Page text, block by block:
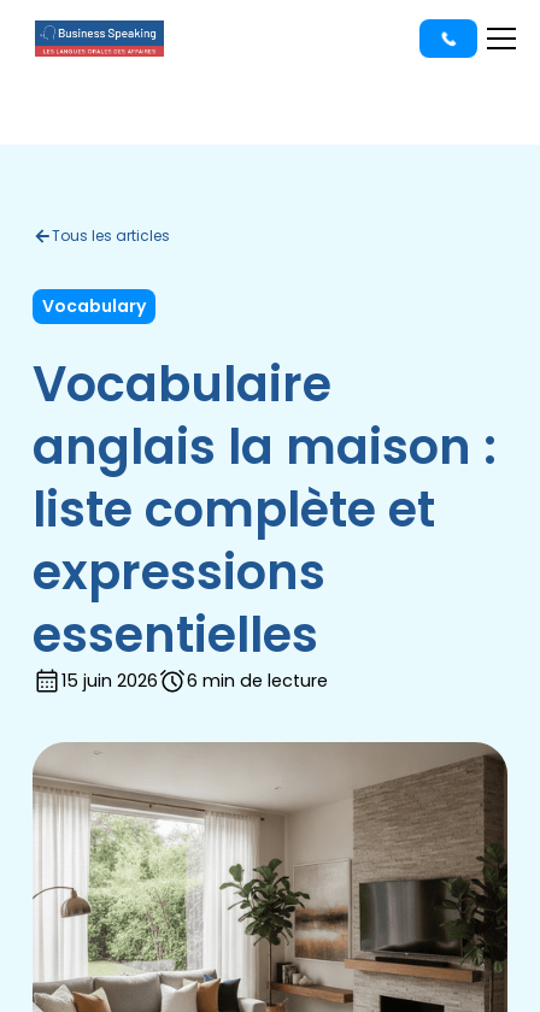
Tous les articles
Vocabulary
Vocabulaire
anglais la maison :
liste complète et
expressions
essentielles
15 juin 2026 6 min de lecture